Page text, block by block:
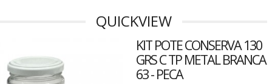
QUICKVIEW
KIT POTE CONSERVA 130
GRS C TP METAL BRANCA
63 - PECA